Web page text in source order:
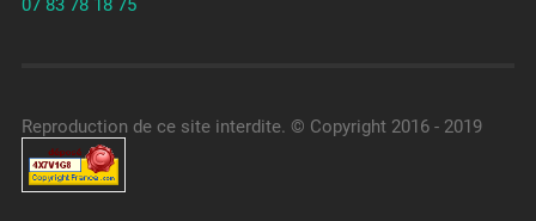
Reproduction de ce site interdite. © Copyright 2016 - 2019